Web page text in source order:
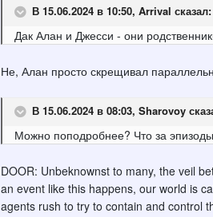
В 15.06.2024 в 10:50, Arrival сказал:
Дак Алан и Джесси - они
Не, Алан просто скрещивал
В 15.06.2024 в 08:03, Sharovoy
Можно поподробнее? Что за
DOOR: Unbeknownst to many, the veil
an event like this happens, our world is
agents rush to try to contain and control